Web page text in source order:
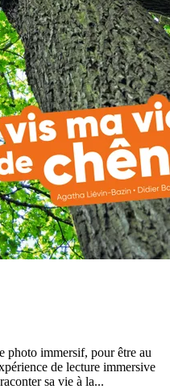
photo immersif, pour être au
de lecture immersive
sa vie à la...